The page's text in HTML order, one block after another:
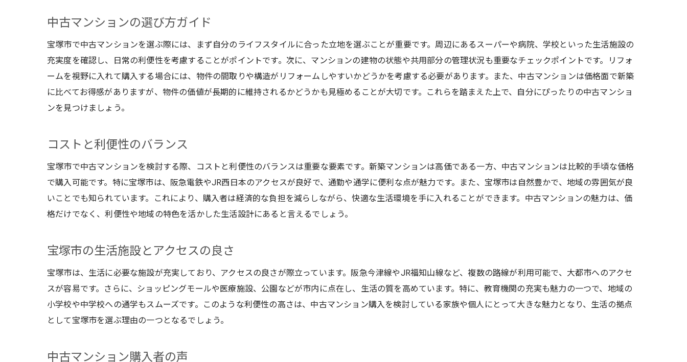
中古マンションの選び方ガイド
宝塚市で中古マンションを選ぶ際には、まず自分のライフスタイルに合った立地を選ぶことが重要です。周辺にあるスーパーや病院、学校といった生活施設の
充実度を確認し、日常の利便性を考慮することがポイントです。次に、マンションの建物の状態や共用部分の管理状況も重要なチェックポイントです。リフォ
ームを視野に入れて購入する場合には、物件の間取りや構造がリフォームしやすいかどうかを考慮する必要があります。また、中古マンションは価格面で新築
に比べてお得感がありますが、物件の価値が長期的に維持されるかどうかも見極めることが大切です。これらを踏まえた上で、自分にぴったりの中古マンショ
ンを見つけましょう。
コストと利便性のバランス
宝塚市で中古マンションを検討する際、コストと利便性のバランスは重要な要素です。新築マンションは高価である一方、中古マンションは比較的手頃な価格
で購入可能です。特に宝塚市は、阪急電鉄やJR西日本のアクセスが良好で、通勤や通学に便利な点が魅力です。また、宝塚市は自然豊かで、地域の雰囲気が良
いことでも知られています。これにより、購入者は経済的な負担を減らしながら、快適な生活環境を手に入れることができます。中古マンションの魅力は、価
格だけでなく、利便性や地域の特色を活かした生活設計にあると言えるでしょう。
宝塚市の生活施設とアクセスの良さ
宝塚市は、生活に必要な施設が充実しており、アクセスの良さが際立っています。阪急今津線やJR福知山線など、複数の路線が利用可能で、大都市へのアクセ
スが容易です。さらに、ショッピングモールや医療施設、公園などが市内に点在し、生活の質を高めています。特に、教育機関の充実も魅力の一つで、地域の
小学校や中学校への通学もスムーズです。このような利便性の高さは、中古マンション購入を検討している家族や個人にとって大きな魅力となり、生活の拠点
として宝塚市を選ぶ理由の一つとなるでしょう。
中古マンション購入者の声